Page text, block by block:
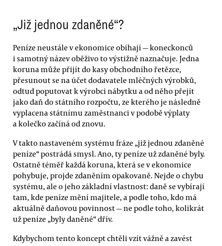
„Již jednou zdaněné“?
Peníze neustále v ekonomice obíhají — koneckonců
i samotný název oběživo to výstižně naznačuje. Jedna
koruna může přijít do kasy obchodního řetězce,
přesunout se na účet dodavatele mléčných výrobků,
odtud poputovat k výrobci nábytku a od něho přejít
jako daň do státního rozpočtu, ze kterého je následně
vyplacena státnímu zaměstnanci v podobě výplaty
a kolečko začíná od znovu.
V takto nastaveném systému fráze „již jednou zdaněné
peníze“ postrádá smysl. Ano, ty peníze už zdaněné byly.
Ostatně téměř každá koruna, která se v ekonomice
pohybuje, projde zdaněním opakovaně. Nejde o chybu
systému, ale o jeho základní vlastnost: daně se vybírají
tam, kde peníze mění majitele, a podle toho, kdo má
aktuálně daňovou povinnost — ne podle toho, kolikrát
už peníze „byly daněné“ dřív.
Kdybychom tento koncept chtěli vzít vážně a zavést